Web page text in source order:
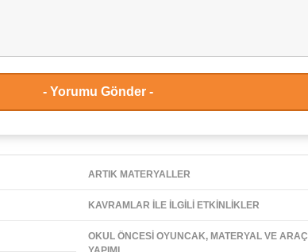
ARTIK MATERYALLER
KAVRAMLAR İLE İLGİLİ ETKİNLİKLER
OKUL ÖNCESİ OYUNCAK, MATERYAL VE ARAÇ